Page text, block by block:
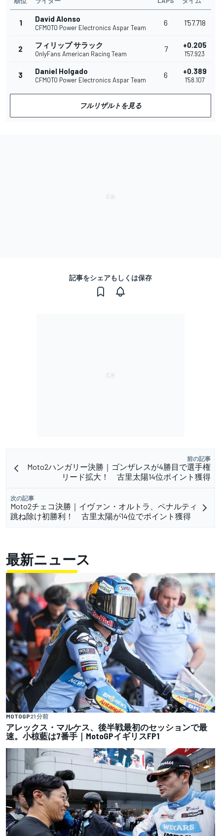
1 David Alonso
CFMOTO Power Electronics Aspar Team
6 1'57.718
2 フィリップ サラック
OnlyFans American Racing Team
7 +0.205
1'57.923
3 Daniel Holgado
CFMOTO Power Electronics Aspar Team
6 +0.389
1'58.107
フルリザルトを見る
記事をシェアもしくは保存
前の記事
Moto2ハンガリー決勝｜ゴンザレスが4勝目で選手権
リード拡大！ 古里太陽14位ポイント獲得
次の記事
Moto2チェコ決勝｜イヴァン・オルトラ、ペナルティ
跳ね除け初勝利！ 古里太陽が14位でポイント獲得
最新ニュース
MOTOGP21 分前
アレックス・マルケス、後半戦最初のセッションで最
速。小椋藍は7番手｜MotoGPイギリスFP1